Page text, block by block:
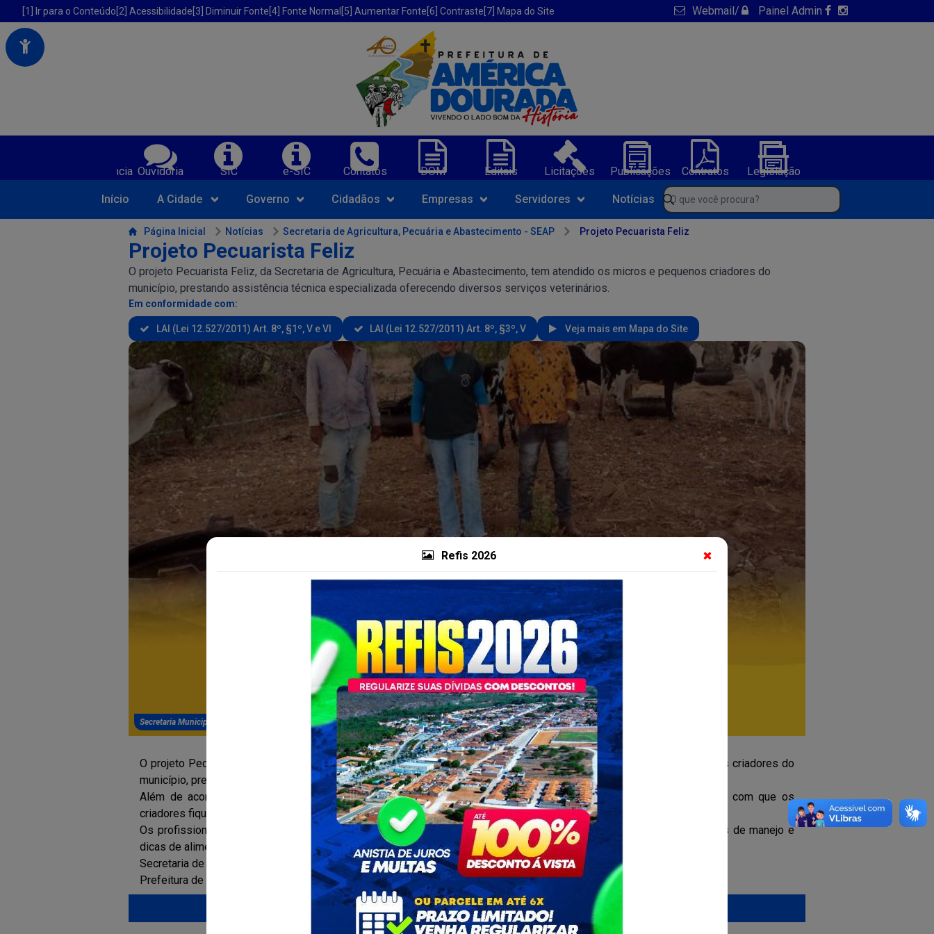
Portal da Prefeitura Municipal de America Dourada-BA
Refis 2026
Acessibilidade da Prefeitura de America Dourada-BA
[1] Ir para o Conteúdo [2] Acessibilidade [3] Diminuir Fonte [4] Fonte Normal [5] Aumentar Fonte [6] Contraste [7] Mapa do Site Webmail/ Painel Admin
Serviços da Prefeitura Municipal de America Dourada-BA;
Transparência Ouvidoria SIC e-SIC Contatos DOM Editais Licitações Publicações Contratos Legislação
Navegue pelo portal da Prefeitura de America Dourada-BA
O que você procura?
Início A Cidade Governo Cidadãos Empresas Servidores Notícias
Conteúdo da Prefeitura de America Dourada-BA
Página Inicial Notícias Secretaria de Agricultura, Pecuária e Abastecimento - SEAP Projeto Pecuarista Feliz
Projeto Pecuarista Feliz
O projeto Pecuarista Feliz, da Secretaria de Agricultura, Pecuária e Abastecimento, tem atendido os micros e pequenos criadores do
município, prestando assistência técnica especializada oferecendo diversos serviços veterinários.
Em conformidade com:
LAI (Lei 12.527/2011) Art. 8º, §1º, V e VI LAI (Lei 12.527/2011) Art. 8º, §3º, V Veja mais em Mapa do Site
Secretaria Municipal de Agricultura, Pecuária e Abastecimento - SEAP
02/06/2022 806 visualizações
O projeto Pecuarista Feliz, da Secretaria de Agricultura, Pecuária e Abastecimento, tem atendido os micros e pequenos criadores do
município, prestando assistência técnica especializada oferecendo diversos serviços veterinários.
Além de acompanhar os rebanhos do Município, o programa tem como objetivo melhorar a saúde animal, fazendo com que os
criadores fiquem tranquilos quanto à saúde de suas criações.
Os profissionais do projeto além de consultar e avaliar os animais, prestarão esclarecimentos, apresentam sugestões de manejo e
dicas de alimentação para os pecuaristas, tudo isso visando a melhor forma de condução para os rebanhos.
Secretaria de Agricultura, Pecuária e Abastecimento | SEAP
Prefeitura de América Dourada, nossa terra, nossa gente.
Galeria de Imagens